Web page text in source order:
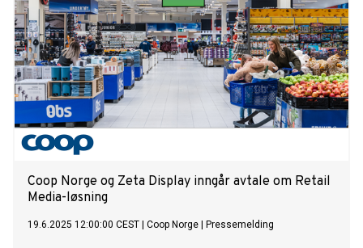
Coop Norge og Zeta Display inngår avtale om Retail
Media-løsning
19.6.2025 12:00:00 CEST Coop Norge Pressemelding